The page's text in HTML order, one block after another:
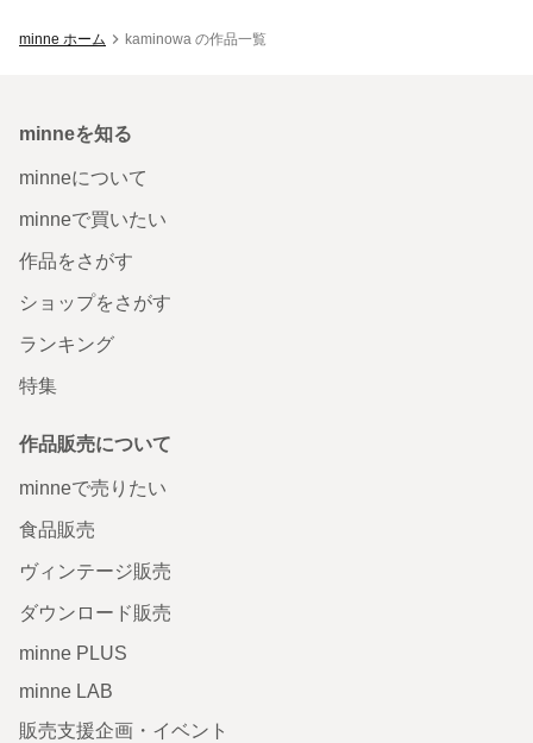
minne ホーム kaminowa の作品一覧
minneを知る
minneについて
minneで買いたい
作品をさがす
ショップをさがす
ランキング
特集
作品販売について
minneで売りたい
食品販売
ヴィンテージ販売
ダウンロード販売
minne PLUS
minne LAB
販売支援企画・イベント